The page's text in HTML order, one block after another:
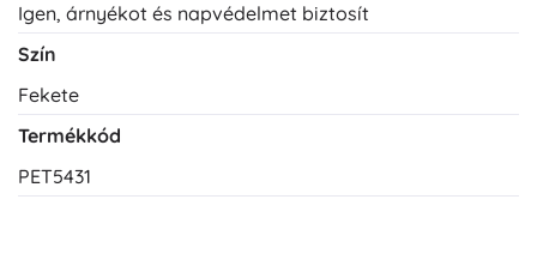
Igen, árnyékot és napvédelmet biztosít
Szín
Fekete
Termékkód
PET5431